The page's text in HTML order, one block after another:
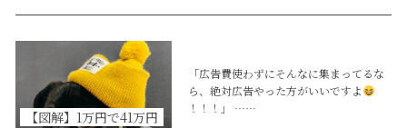
【図解】1万円で41万円
「広告費使わずにそんなに集まってるな
ら、絶対広告やった方がいいですよ
！！！」 ……